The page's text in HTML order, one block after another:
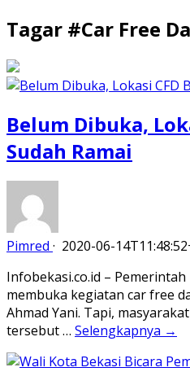
Tagar #Car Free
Belum Dibuka,
Sudah Ramai
Pimred · 2020-06-
Infobekasi.co.id –
membuka kegiatan car free
Ahmad Yani. Tapi,
tersebut … Selengkapnya →